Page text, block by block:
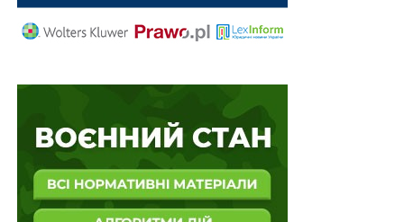
він має звернутися до приймальної комісії.
установлено, що особа не має права брати участь у
конкурсному відборі, то на електронну адресу, з якої
надійшли документи, буде відправлено
повідомлення про відмову в реєстрації із
зазначенням причини відмови.
Для кожного учасника, який отримав екзаменаційний